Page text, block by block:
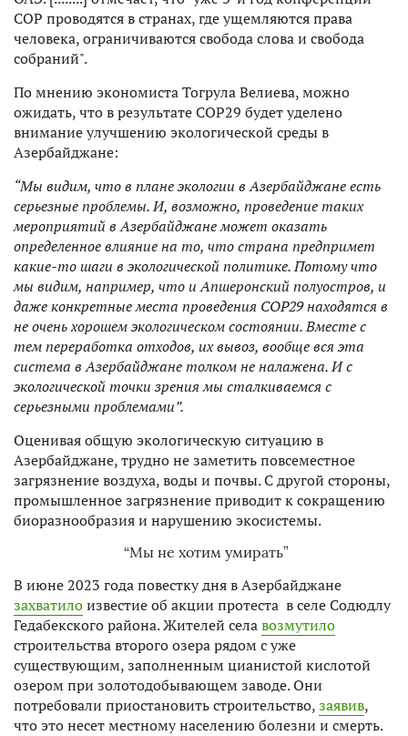
СОР проводятся в странах, где ущемляются права
человека, ограничиваются свобода слова и свобода
собраний".
По мнению экономиста Тогрула Велиева, можно
ожидать, что в результате СОР29 будет уделено
внимание улучшению экологической среды в
Азербайджане:
“Мы видим, что в плане экологии в Азербайджане есть
серьезные проблемы. И, возможно, проведение таких
мероприятий в Азербайджане может оказать
определенное влияние на то, что страна предпримет
какие-то шаги в экологической политике. Потому что
мы видим, например, что и Апшеронский полуостров, и
даже конкретные места проведения COP29 находятся в
не очень хорошем экологическом состоянии. Вместе с
тем переработка отходов, их вывоз, вообще вся эта
система в Азербайджане толком не налажена. И с
экологической точки зрения мы сталкиваемся с
серьезными проблемами”.
Оценивая общую экологическую ситуацию в
Азербайджане, трудно не заметить повсеместное
загрязнение воздуха, воды и почвы. С другой стороны,
промышленное загрязнение приводит к сокращению
биоразнообразия и нарушению экосистемы.
“Мы не хотим умирать”
В июне 2023 года повестку дня в Азербайджане
захватилоизвестие об акции протеста в селе Содюдлу
Гедабекского района. Жителей селавозмутило
строительства второго озера рядом с уже
существующим, заполненным цианистой кислотой
озером при золотодобывающем заводе. Они
потребовали приостановить строительство,заявив,
что это несет местному населению болезни и смерть.